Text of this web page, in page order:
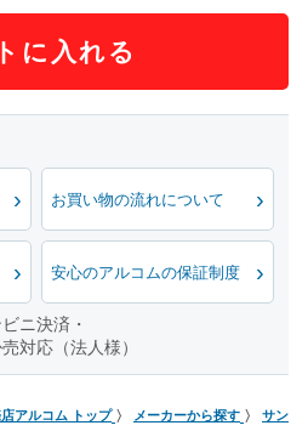
に入れる
お買い物の流れについて
安心のアルコムの保証制度
ニ決済・
対応（法人様）
アルコム トップ メーカーから探す サンワ